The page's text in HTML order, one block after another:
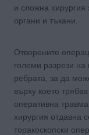
и сложна хирургия
органи и тъкани.
Отворените
големи разрези
ребрата, за да
върху което
оперативна
хирургия отдавна
торакоскопски